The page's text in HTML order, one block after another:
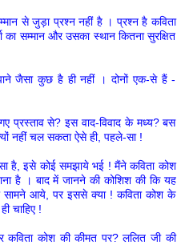
से जुड़ा प्रश्न नहीं है । प्रश्न है कविता
सम्मान और उसका स्थान कितना सुरक्षित
जैसा कुछ है ही नहीं । दोनों एक-से हैं -
प्रस्ताव से? इस वाद-विवाद के मध्य? बस
नहीं चल सकता ऐसे ही, पहले-सा !
है, इसे कोई समझाये भई ! मैंने कविता कोश
है । बाद में जानने की कोशिश की कि यह
सामने आये, पर इससे क्या ! कविता कोश के
चाहिए !
कविता कोश की कीमत पर? ललित जी की